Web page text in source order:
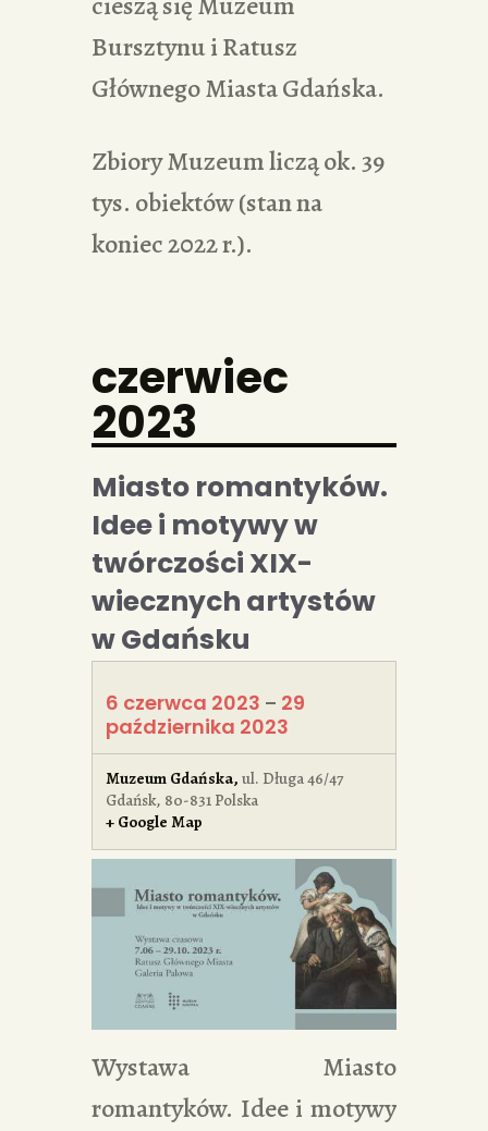
Bursztynu i Ratusz
Głównego Miasta Gdańska.
Zbiory Muzeum liczą ok. 39
tys. obiektów (stan na
koniec 2022 r.).
czerwiec
2023
Miasto romantyków.
Idee i motywy w
twórczości XIX-
wiecznych artystów
w Gdańsku
6 czerwca 2023 – 29
października 2023
Muzeum Gdańska, ul. Długa 46/47
Gdańsk, 80-831 Polska
+ Google Map
Wystawa Miasto
romantyków. Idee i motywy